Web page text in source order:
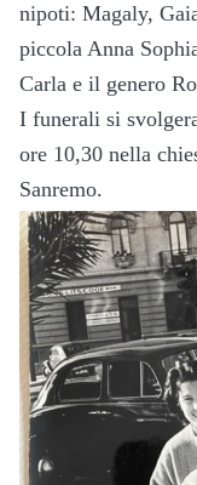
nipoti: Magaly,
piccola Anna
Carla e il genero
I funerali si
ore 10,30 nella
Sanremo.